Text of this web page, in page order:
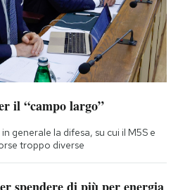
il “campo largo”
generale la difesa, su cui il M5S e
troppo diverse